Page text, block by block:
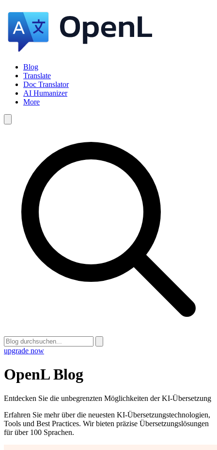
Blog
Translate
Doc Translator
AI Humanizer
More
upgrade now
OpenL Blog
Entdecken Sie die unbegrenzten Möglichkeiten der KI-Übersetzung
Erfahren Sie mehr über die neuesten KI-Übersetzungstechnologien,
Tools und Best Practices. Wir bieten präzise Übersetzungslösungen
für über 100 Sprachen.